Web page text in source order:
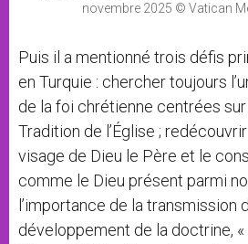
novembre 2025 © Vatican
Puis il a mentionné trois défis
en Turquie : chercher toujours
de la foi chrétienne centrées
Tradition de l’Église ;
visage de Dieu le Père et le
comme le Dieu présent parmi
l’importance de la transmission
développement de la doctrine, «